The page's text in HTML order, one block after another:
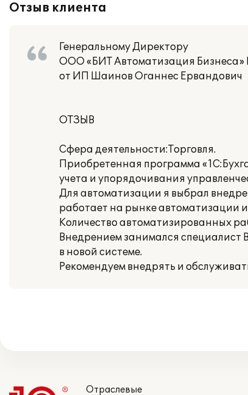
Отзыв клиента
Генеральному Директору
ООО «БИТ Автоматизация Бизнеса»
от ИП Шаинов Оганнес Ервандович
ОТЗЫВ
Сфера деятельности:Торговля.
Приобретенная программа
учета и упорядочивания
Для автоматизации я выбрал
работает на рынке автоматизации
Количество автоматизированных
Внедрением занимался специалист
в новой системе.
Рекомендуем внедрять и
Отраслевые